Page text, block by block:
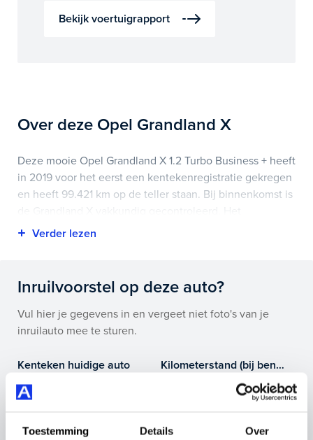
Toestemming Details Over
Bekijk voertuigrapport
Over deze Opel Grandland X
Deze mooie Opel Grandland X 1.2 Turbo Business + heeft
in 2019 voor het eerst een kentekenregistratie gekregen
en heeft 99.421 km op de teller staan. Bij binnenkomst is
voertuigrapport is op deze pagina bij onderhoud en
Highlights van deze Opel zijn onder andere airco, apple
carplay/android auto, cruise control en nog veel meer.
Je koopt hem voor € 12.695,- maar je kan deze Opel
Maak snel een afspraak in de showroom of bestel hem
direct online.
Inruilvoorstel op deze auto?
Vul hier je gegevens in en vergeet niet foto's van je
inruilauto mee te sturen.
Kenteken huidige auto Kilometerstand (bij benadering)